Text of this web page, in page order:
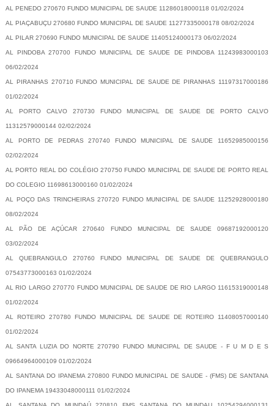
AL PENEDO 270670 FUNDO MUNICIPAL DE SAUDE 11286018000118 01/02/2024
AL PIAÇABUÇU 270680 FUNDO MUNICIPAL DE SAUDE 11277335000178 08/02/2024
AL PILAR 270690 FUNDO MUNICIPAL DE SAUDE 11405124000173 06/02/2024
AL PINDOBA 270700 FUNDO MUNICIPAL DE SAUDE DE PINDOBA 11243983000103
06/02/2024
AL PIRANHAS 270710 FUNDO MUNICIPAL DE SAUDE DE PIRANHAS 11197317000186
01/02/2024
AL PORTO CALVO 270730 FUNDO MUNICIPAL DE SAUDE DE PORTO CALVO
11312579000144 02/02/2024
AL PORTO DE PEDRAS 270740 FUNDO MUNICIPAL DE SAUDE 11652985000156
02/02/2024
AL PORTO REAL DO COLÉGIO 270750 FUNDO MUNICIPAL DE SAUDE DE PORTO REAL
DO COLEGIO 11698613000160 01/02/2024
AL POÇO DAS TRINCHEIRAS 270720 FUNDO MUNICIPAL DE SAUDE 11252928000180
08/02/2024
AL PÃO DE AÇÚCAR 270640 FUNDO MUNICIPAL DE SAUDE 09687192000120
03/02/2024
AL QUEBRANGULO 270760 FUNDO MUNICIPAL DE SAUDE DE QUEBRANGULO
07543773000163 01/02/2024
AL RIO LARGO 270770 FUNDO MUNICIPAL DE SAUDE DE RIO LARGO 11615319000148
01/02/2024
AL ROTEIRO 270780 FUNDO MUNICIPAL DE SAUDE DE ROTEIRO 11408057000140
01/02/2024
AL SANTA LUZIA DO NORTE 270790 FUNDO MUNICIPAL DE SAUDE - F U M D E S
09664964000109 01/02/2024
AL SANTANA DO IPANEMA 270800 FUNDO MUNICIPAL DE SAUDE - (FMS) DE SANTANA
DO IPANEMA 19433048000111 01/02/2024